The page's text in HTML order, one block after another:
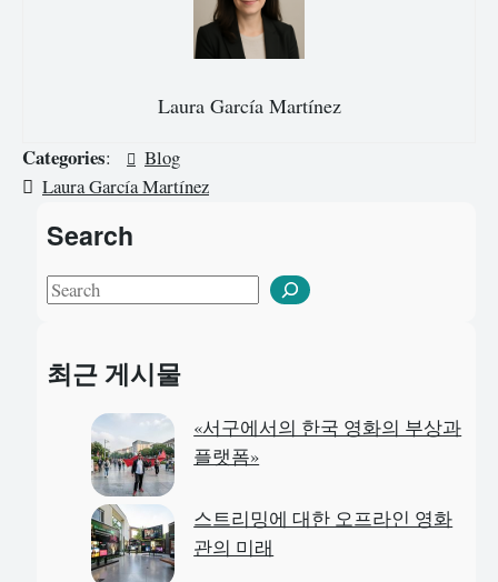
Laura García Martínez
Categories:
Blog
Laura García Martínez
Search
S
r
최근 게시물
«서구에서의 한국 영화의 부상과
플랫폼»
스트리밍에 대한 오프라인 영화
관의 미래